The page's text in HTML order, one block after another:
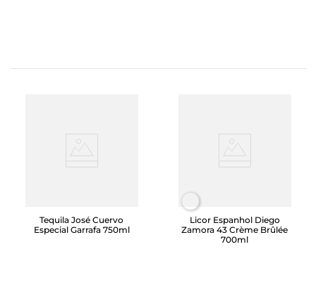
Tequila José Cuervo
Especial Garrafa 750ml
Licor Espanhol Diego
Zamora 43 Crème Brûlée
700ml